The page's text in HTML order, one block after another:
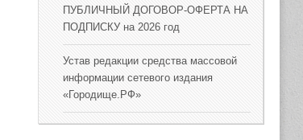
ПУБЛИЧНЫЙ ДОГОВОР-ОФЕРТА НА
ПОДПИСКУ на 2026 год
Устав редакции средства массовой
информации сетевого издания
«Городище.РФ»